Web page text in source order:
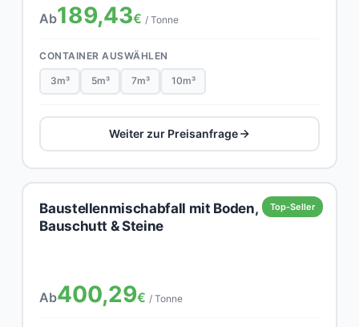
Ab189,43€ / Tonne
CONTAINER AUSWÄHLEN
3m³ 5m³ 7m³ 10m³
Weiter zur Preisanfrage
Top-Seller
Baustellenmischabfall mit Boden,
Bauschutt & Steine
Ab400,29€ / Tonne